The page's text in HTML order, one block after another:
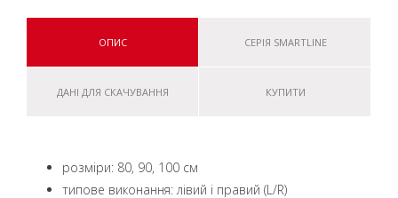
ОПИС СЕРІЯ SMARTLINE
ДАНІ ДЛЯ СКАЧУВАННЯ КУПИТИ
розміри: 80, 90, 100 см
типове виконання: лівий і правий (L/R)